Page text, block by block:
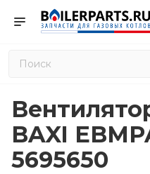
BAXI
5695650